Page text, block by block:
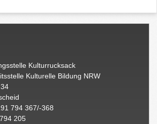
Kulturrucksack
Kulturelle Bildung NRW
794 367/-368
205